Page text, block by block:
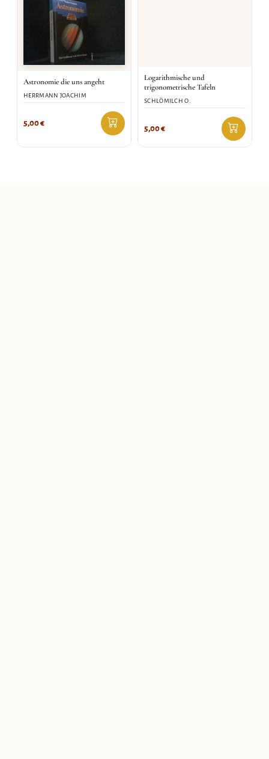
Astronomie die uns angeht
HERRMANN JOACHIM
5,00€
Logarithmische und
trigonometrische Tafeln
SCHLÖMILCH O.
5,00€